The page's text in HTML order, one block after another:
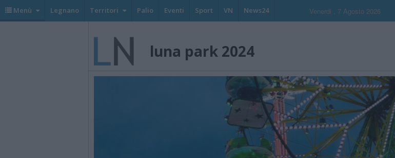
Menù Legnano Territori Palio Eventi Sport VN News24 Venerdi , 7 Agosto 2026
luna park 2024